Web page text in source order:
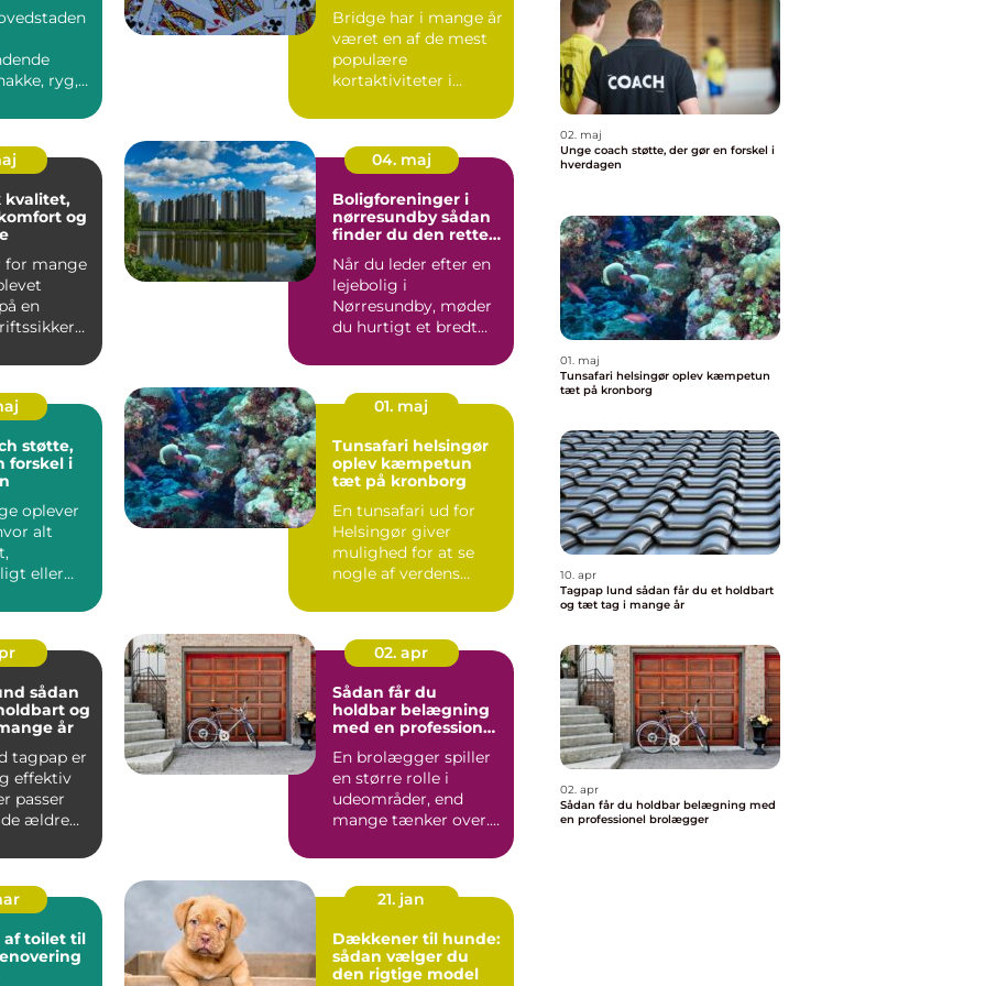
ryg,
Bridge har i mange år
været en af de mest
populære
kortaktiviteter i
Sjælland fi...
kvalitet,
og
for mange
en
04. maj
Boligforeninger i
nørresundby sådan
finder du den rette
Når du leder efter en
lejebolig i
Nørresundby, møder
du hurtigt et bredt
boligforeninger, ...
forskel i
oplever
alt
eller
01. maj
Tunsafari helsingør
oplev kæmpetun
tæt på kronborg
En tunsafari ud for
Helsingør giver
mulighed for at se
nogle af verdens
rovfisk hel...
og
år
tagpap er
effektiv
passer
ældre
02. apr
Sådan får du
holdbar belægning
med en professionel
En brolægger spiller
en større rolle i
udeområder, end
mange tænker over.
af toilet til
21. jan
Dækkener til hunde:
sådan vælger du
den rigtige model
02. maj
Unge coach støtte, der gør en forskel i
hverdagen
01. maj
Tunsafari helsingør oplev kæmpetun
tæt på kronborg
10. apr
Tagpap lund sådan får du et holdbart
og tæt tag i mange år
02. apr
Sådan får du holdbar belægning med
en professionel brolægger